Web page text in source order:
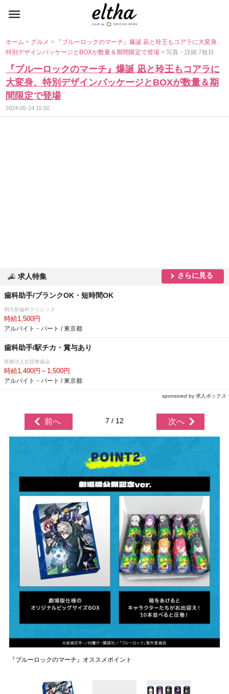
ホーム> グルメ>
『ブルーロックのマーチ』爆誕 凪と玲王もコアラに大変身、
特別デザインパッケージとBOXが数量＆期間限定で登場> 写真・詳細 7枚目
『ブルーロックのマーチ』爆誕 凪と玲王もコアラに
大変身、特別デザインパッケージとBOXが数量＆期
間限定で登場
2024-05-24 15:50
求人特集 さらに見る
歯科助手/ブランクOK・短時間OK
明大前歯科クリニック
時給1,500円
アルバイト・パート / 東京都
歯科助手/駅チカ・賞与あり
医療法人社団奉歯会
時給1,400円～1,500円
アルバイト・パート / 東京都
sponsored by 求人ボックス
前へ 7 / 12 次へ
『ブルーロックのマーチ』オススメポイント